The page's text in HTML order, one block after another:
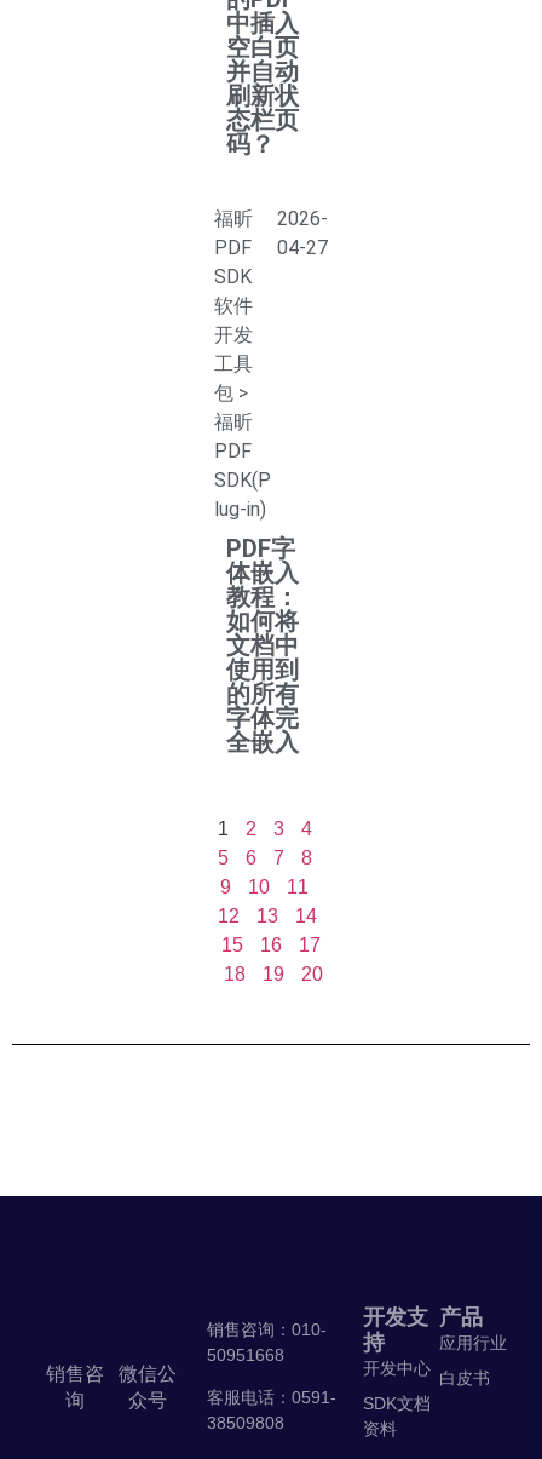
中插入
空白页
并自动
刷新状
态栏页
码？
福昕
PDF
SDK
软件
开发
工具
包>
福昕
PDF
SDK(P
lug-in)
2026-
04-27
PDF字
体嵌入
教程：
如何将
文档中
使用到
的所有
字体完
全嵌入
1 2 3
4
5
6 7
8
9
10
11
12
13
14
15
16
17
18
19 20
产品
应用行业
白皮书
开发支
持
开发中心
SDK文档
资料
销售咨询：010-
50951668
客服电话：0591-
38509808
销售咨
询
微信公
众号